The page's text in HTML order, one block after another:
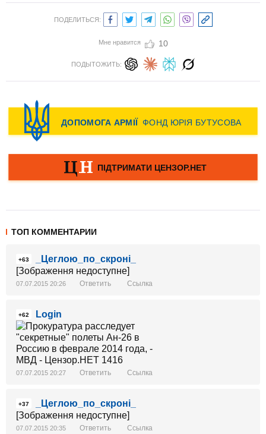
ПОДЕЛИТЬСЯ:
Мне нравится 10
ПОДЫТОЖИТЬ:
ТОП КОММЕНТАРИИ
+63
_Цеглою_по_скроні_
[Зображення недоступне]
07.07.2015 20:26 Ответить Ссылка
+62 Login
07.07.2015 20:27 Ответить Ссылка
+37
_Цеглою_по_скроні_
[Зображення недоступне]
07.07.2015 20:35 Ответить Ссылка